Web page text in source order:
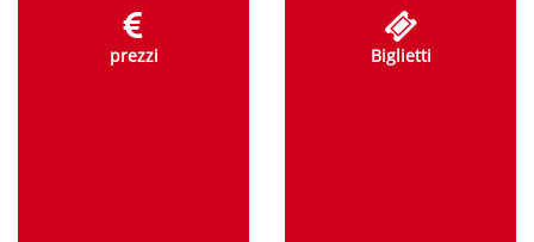
prezzi Biglietti